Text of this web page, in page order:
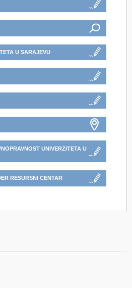
U SARAJEVU
UNIVERZITETA U
RESURSNI CENTAR